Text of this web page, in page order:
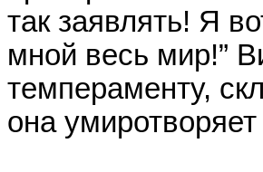
так заявлять! Я
мной весь мир!”
темпераменту,
она